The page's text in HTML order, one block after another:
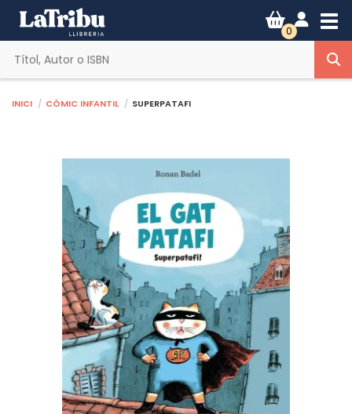
0
Inici Còmic infantil SUPERPATAFI